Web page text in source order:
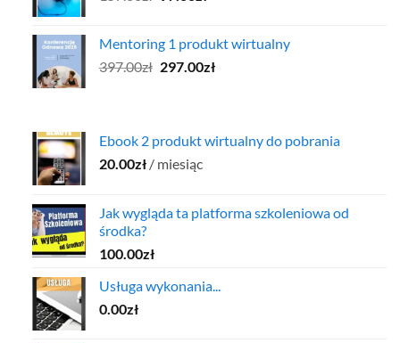
157.00zł.97.00zł.
Mentoring 1 produkt wirtualny
397.00zł Pierwotna
297.00złAktualna
Ebook 2 produkt wirtualny do pobrania
20.00zł / miesiąc
Jak wygląda ta platforma szkoleniowa od
środka?
100.00zł
Usługa wykonania...
0.00zł